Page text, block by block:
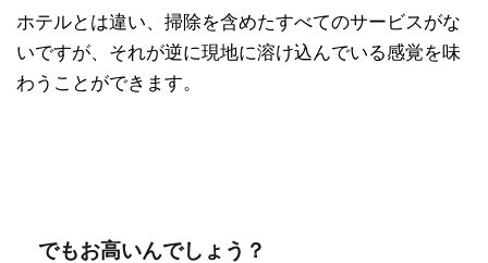
ホテルとは違い、掃除を含めたすべてのサービスがな
いですが、それが逆に現地に溶け込んでいる感覚を味
わうことができます。
でもお高いんでしょう？